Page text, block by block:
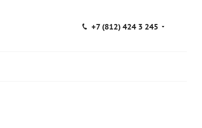
+7 (812) 424 3 245